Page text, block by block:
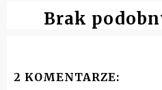
Brak
2 KOMENTARZE: